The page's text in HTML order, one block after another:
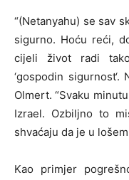
“(Netanyahu) se sav
sigurno. Hoću reći,
cijeli život radi
‘gospodin sigurnost‘.
Olmert. “Svaku
Izrael. Ozbiljno to
shvaćaju da je u
Kao primjer